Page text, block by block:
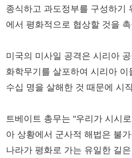
종식하고 과도정부를 구성하기
에서 평화적으로 협상할 것을
미국의 미사일 공격은 시리아
화학무기를 살포하여 시리아 이
수십 명을 살해한 것 때문에 시
트베이트 총무는 "우리가 시시
아 상황에서 군사적 해법은 불
나라가 평화로 가는 유일한 길